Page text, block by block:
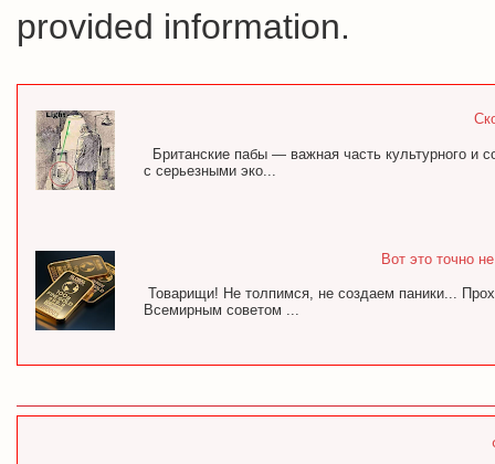
provided information.
Британские пабы — важная часть культурного и
с серьезными эко...
Вот это точно
Товарищи! Не толпимся, не создаем паники...
Всемирным советом ...